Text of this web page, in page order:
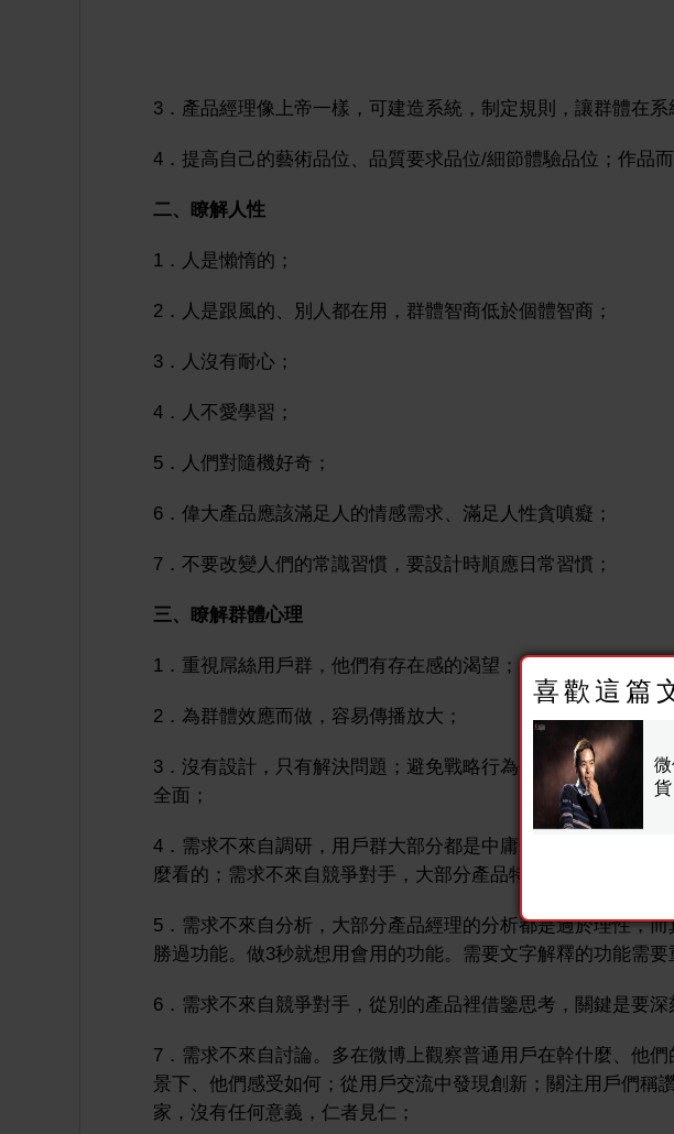
3．產品經理像上帝一樣，可建造系統，制定規則，讓群體在系
4．提高自己的藝術品位、品質要求品位/細節體驗品位；作品
二、瞭解人性
1．人是懶惰的；
2．人是跟風的、別人都在用，群體智商低於個體智商；
3．人沒有耐心；
4．人不愛學習；
5．人們對隨機好奇；
6．偉大產品應該滿足人的情感需求、滿足人性貪嗔癡；
7．不要改變人們的常識習慣，要設計時順應日常習慣；
三、瞭解群體心理
1．重視屌絲用戶群，他們有存在感的渴望；
2．為群體效應而做，容易傳播放大；
3．沒有設計，只有解決問題；避免戰略行為代替真實需求：
全面；
4．需求不來自調研，用戶群大部分都是中庸普通的，他們的回
麼看的；需求不來自競爭對手，大部分產品特性都是沒有什麼價
5．需求不來自分析，大部分產品經理的分析都是過於理性，
勝過功能。做3秒就想用會用的功能。需要文字解釋的功能需要
6．需求不來自競爭對手，從別的產品裡借鑒思考，關鍵是要
7．需求不來自討論。多在微博上觀察普通用戶在幹什麼、他
景下、他們感受如何；從用戶交流中發現創新；關注用戶們稱
家，沒有任何意義，仁者見仁；
喜歡這篇